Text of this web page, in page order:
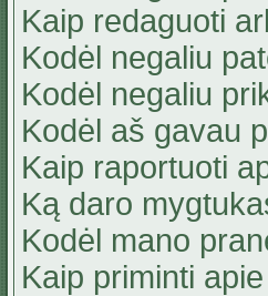
Kaip redaguoti
Kodėl negaliu
Kodėl negaliu
Kodėl aš gavau
Kaip raportuoti
Ką daro
Kodėl mano
Kaip priminti